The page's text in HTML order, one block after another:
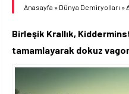
Anasayfa » Dünya Demiryolları »
Birleşik Krallık,
tamamlayarak dokuz